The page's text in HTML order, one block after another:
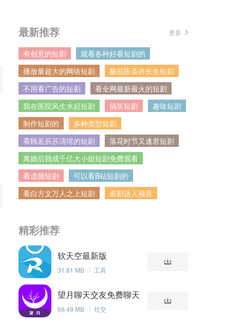
最新推荐 更多
有创意的短剧
观看各种好看短剧的
播放量超大的网络短剧
极品医圣许长生短剧
不用看广告的短剧
看全网最新最火的短剧
我在医院风生水起短剧
搞笑短剧
趣味短剧
制作短剧的
多种类型短剧
看顾若辰苏清瑶的短剧
落花时节又逢君短剧
离婚后我成千亿大小姐短剧免费观看
看虚颜短剧
可以看B站短剧的
看白方文万人之上短剧
追剧达人福音
精彩推荐
软天空最新版
31.81 MB 工具
望月聊天交友免费聊天
版
66.49 MB 社交